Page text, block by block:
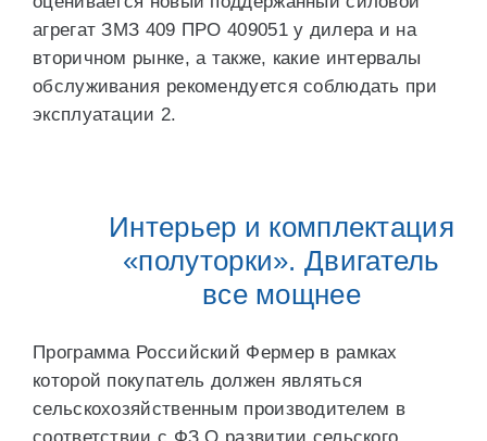
агрегат ЗМЗ 409 ПРО 409051 у дилера и на
вторичном рынке, а также, какие интервалы
обслуживания рекомендуется соблюдать при
эксплуатации 2.
Интерьер и комплектация
«полуторки». Двигатель
все мощнее
Программа Российский Фермер в рамках
которой покупатель должен являться
сельскохозяйственным производителем в